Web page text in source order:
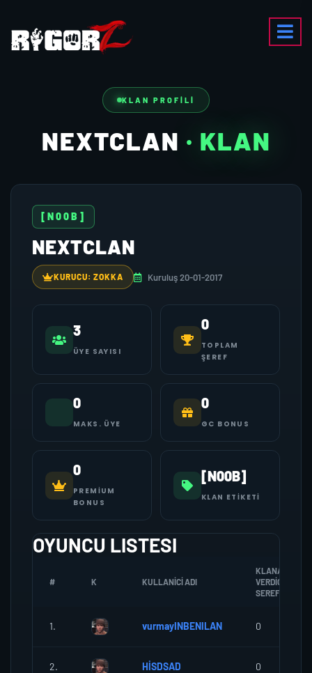
KLAN PROFILI
NEXTCLAN · KLAN
[N00B]
NEXTCLAN
KURUCU: ZOKKA Kuruluş 20-01-2017
3
ÜYE SAYISI
0
TOPLAM
ŞEREF
0
MAKS. ÜYE
0
GC BONUS
0
PREMIUM
BONUS
[N00B]
KLAN ETIKETI
OYUNCU LISTESI
# K KULLANICI ADI
KLANA
VERDIGI
SEREF
1. vurmayINBENILAN 0
2. HİSDSAD 0